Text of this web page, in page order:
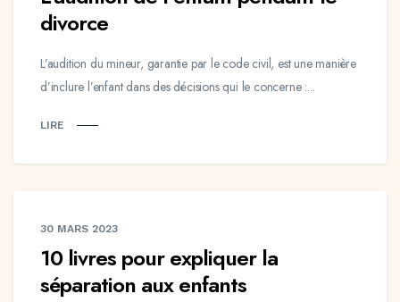
divorce
L’audition du mineur, garantie par le code civil, est une manière
d’inclure l’enfant dans des décisions qui le concerne :...
LIRE
30 MARS 2023
10 livres pour expliquer la
séparation aux enfants